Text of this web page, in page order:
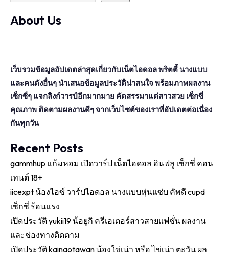
About Us
เว็บรวมข้อมูลอัปเดตล่าสุดเกี่ยวกับเน็ตไอดอล พริตตี้ นางแบบ
และคนดังอื่นๆ นำเสนอข้อมูลประวัติน่าสนใจ พร้อมภาพผลงาน
เซ็กซี่ๆ แจกลิงก์วารป์อีกมากมาย คัดสรรมาแต่สาวสวย เซ็กซี่
คุณภาพ ติดตามผลงานดีๆ จากเว็บไซต์ของเราที่อัปเดตต่อเนื่อง
กันทุกวัน
Recent Posts
gammhup แก้มหอม เปิดวาร์ป เน็ตไอดอล อินฟลู เซ็กซี่ คอน
เทนต์ 18+
iicexpt น้องไอซ์ วาร์ปไอดอล นางแบบหุ่นแซ่บ คัพดี cupd
เซ็กซี่ ร้อนแรง
เปิดประวัติ yukii19 น้อยูกิ ครีเอเตอร์สาวสายแฟชั่น ผลงาน
และช่องทางติดตาม
เปิดประวัติ kainaotawan น้องใข่เน่า หรือ ไข่เน่า ตะวัน ผล